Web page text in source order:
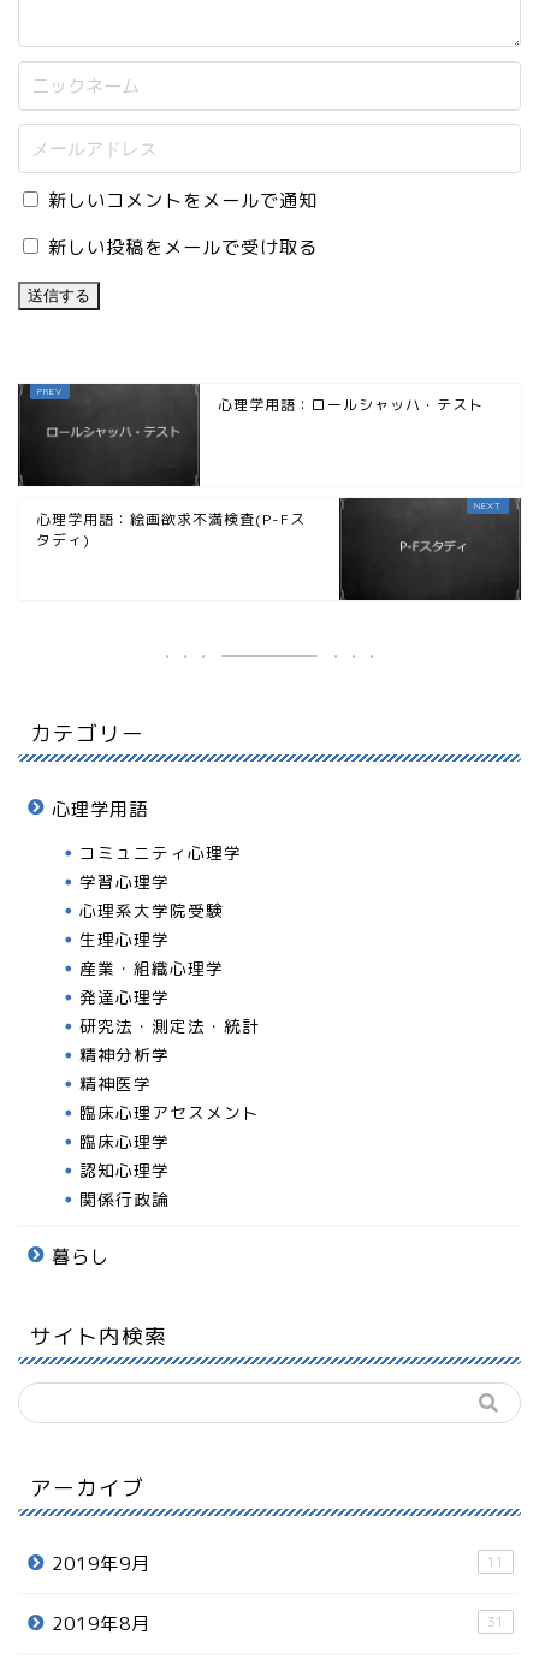
新しいコメントをメールで通知
新しい投稿をメールで受け取る
心理学用語：ロールシャッハ・テスト
心理学用語：絵画欲求不満検査(P-Fス
タディ)
カテゴリー
心理学用語
コミュニティ心理学
学習心理学
心理系大学院受験
生理心理学
産業・組織心理学
発達心理学
研究法・測定法・統計
精神分析学
精神医学
臨床心理アセスメント
臨床心理学
認知心理学
関係行政論
暮らし
サイト内検索
アーカイブ
2019年9月 11
2019年8月 31